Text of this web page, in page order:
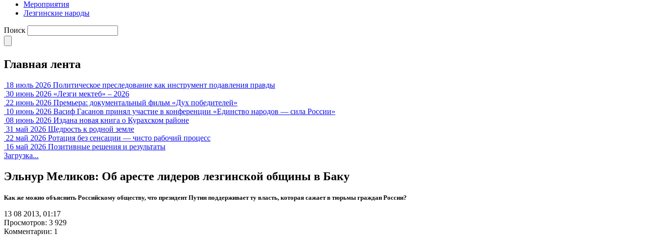
Мероприятия
Лезгинские народы
Поиск
Главная лента
18 июль 2026 Политическое преследование как инструмент подавления правды
30 июнь 2026 «Лезги мектеб» – 2026
22 июнь 2026 Премьера: документальный фильм «Дух победителей»
10 июнь 2026 Васиф Гасанов принял участие в конференции «Единство народов — сила России»
08 июнь 2026 Издана новая книга о Курахском районе
31 май 2026 Щедрость к родной земле
22 май 2026 Ротация без сенсации — чисто рабочий процесс
16 май 2026 Позитивные решения и результаты
Загрузка...
Эльнур Меликов: Об аресте лидеров лезгинской общины в Баку
Как же можно объяснить Российскому обществу, что президент Путин поддерживает ту власть, которая сажает в тюрьмы граждан России?
13 08 2013, 01:17
Просмотров: 3 929
Комментарии: 1